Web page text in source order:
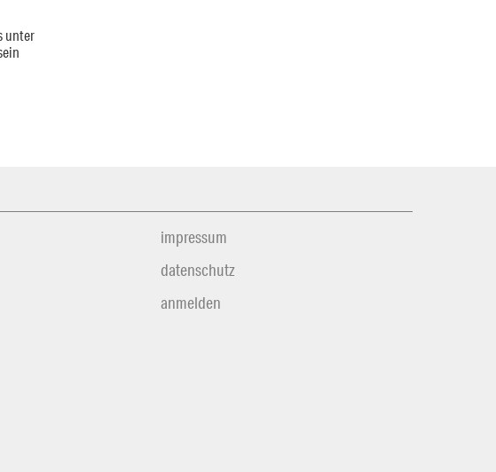
unter
impressum
datenschutz
anmelden